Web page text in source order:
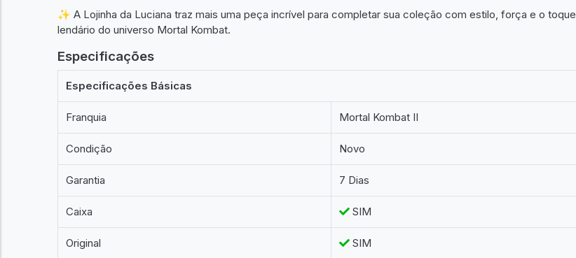
✨ A Lojinha da Luciana traz mais uma peça incrível para completar sua coleção com estilo, força e o toque
lendário do universo Mortal Kombat.
Especificações
Especificações Básicas
Franquia Mortal Kombat II
Condição Novo
Garantia 7 Dias
Caixa SIM
Original SIM